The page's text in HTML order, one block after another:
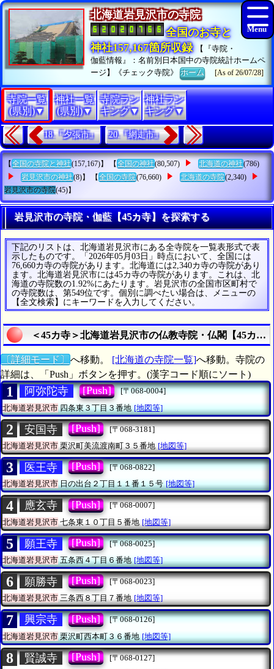
北海道岩見沢市の寺院
全国のお寺と
神社157,167箇所収録
【『寺院・
伽藍情報』：名前別日本国中の寺院統計ホームペ
ージ】《チェック寺院》ホーム [As of 26/07/28]
寺院一覧
(県別)▼
神社一覧
(県別)▼
寺院ラン
キング▼
神社ラン
キング▼
18.『夕張市』 20.『網走市』
【 全国の寺院と神社(157,167)】 【 全国の神社(80,507) 北海道の神社(786)
岩見沢市の神社(8)】 【 全国の寺院(76,660) 北海道の寺院(2,340)
岩見沢市の寺院(45)】
岩見沢市の寺院・伽藍【45カ寺】を探索する
下記のリストは、北海道岩見沢市にある全寺院を一覧表形式で表
示したものです。「2026年05月03日」時点において、全国には
76,660カ寺の寺院があります。北海道には2,340カ寺の寺院があり
ます。北海道岩見沢市には45カ寺の寺院があります。これは、北
海道の寺院数の1.92%にあたります。岩見沢市の全国市区町村で
の寺院数は、第549位です。個別に調べたい場合は、メニューの
【全文検索】にキーワードを入力してください。
＜45カ寺＞北海道岩見沢市の仏教寺院・仏閣【45カ寺
〔詳細モード〕 へ移動。 [北海道の寺院一覧]へ移動。寺院の
詳細は、「Push」ボタンを押す。(漢字コード順にソート)
1 阿弥陀寺 [Push]
[〒068-0004]
北海道岩見沢市四条東３丁目３番地 [地図等]
2 安国寺 [Push]
[〒068-3181]
北海道岩見沢市栗沢町美流渡南町３５番地 [地図等]
3 医王寺 [Push]
[〒068-0822]
北海道岩見沢市日の出台２丁目１１番１５号 [地図等]
4 應玄寺 [Push]
[〒068-0007]
北海道岩見沢市 七条東１０丁目５番地 [地図等]
5 願王寺 [Push]
[〒068-0025]
北海道岩見沢市五条西４丁目６番地 [地図等]
6 願勝寺 [Push]
[〒068-0023]
北海道岩見沢市三条西８丁目７番地 [地図等]
7 興宗寺 [Push]
[〒068-0126]
北海道岩見沢市栗沢町西本町３６番地 [地図等]
8 賢誠寺 [Push]
[〒068-0127]